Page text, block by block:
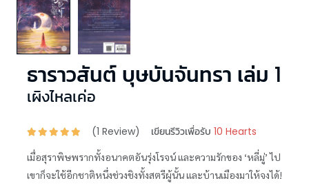
ธาราวสันต์ บุษบันจันทรา เล่ม 1
เผิงไหลเค่อ
(1 Review) เขียนรีวิวเพื่อรับ 10 Hearts
เมื่อสุราพิษพรากทั้งอนาคตอันรุ่งโรจน์ และความรักของ ‘หลี่มู่’ ไป
เขาก็จะใช้อีกชาติหนึ่งช่วงชิงทั้งสตรีผู้นั้น และบ้านเมืองมาให้จงได้!